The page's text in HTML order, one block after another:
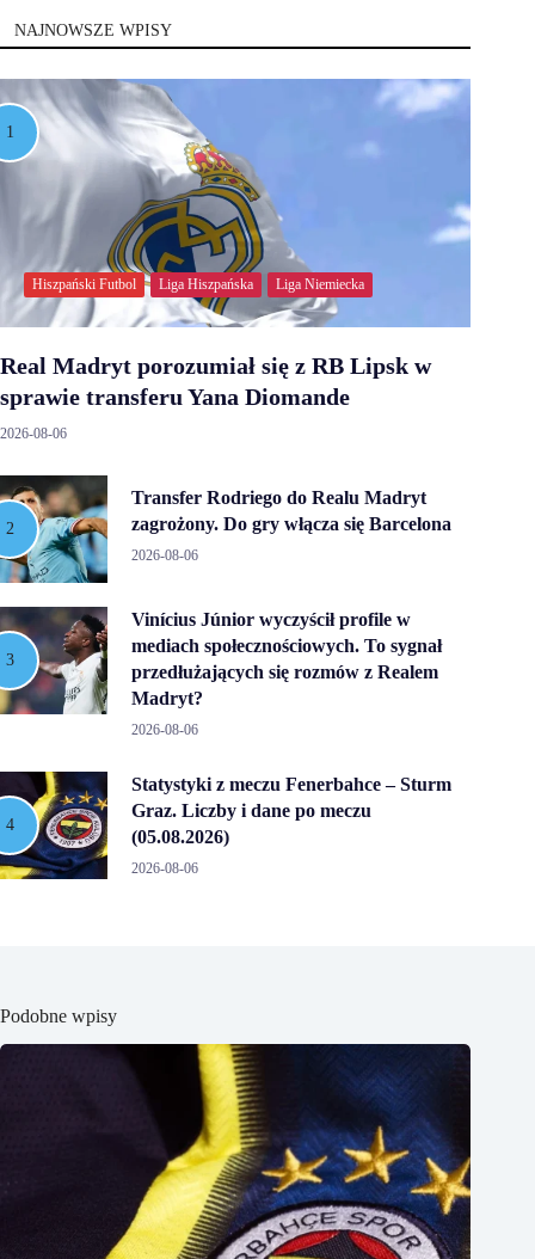
NAJNOWSZE WPISY
Hiszpański Futbol Liga Hiszpańska Liga Niemiecka
Real Madryt porozumiał się z RB Lipsk w
sprawie transferu Yana Diomande
2026-08-06
Transfer Rodriego do Realu Madryt
zagrożony. Do gry włącza się Barcelona
2026-08-06
Vinícius Júnior wyczyścił profile w
mediach społecznościowych. To sygnał
przedłużających się rozmów z Realem
Madryt?
2026-08-06
Statystyki z meczu Fenerbahce – Sturm
Graz. Liczby i dane po meczu
(05.08.2026)
2026-08-06
Podobne wpisy